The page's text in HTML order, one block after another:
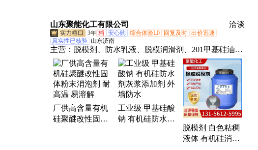
山东聚能化工有限公司 洽谈
3年 档 安心购 综合体验L0 回复及时 出价迅速
真实性已核验 山东济南
主营： 脱模剂、防水乳液、脱模润滑剂、201甲基硅油、
高含氢硅油、硅橡胶、消泡剂、5201硅脂、乳化硅油、
模具硅胶、甲基硅油、水溶性硅油、甲基硅酸钾、甲基
硅酸钠、防水硅脂、295硅脂、硅脂、107硅橡胶、固体
消泡剂、二甲基硅油、密封硅脂、防水剂、脱模润滑隔
离剂
厂供高含量有机
硅聚醚改性固体
工业级 甲基硅酸
钠 有机硅防水剂
脱模剂 白色粘稠
液体 有机硅消泡